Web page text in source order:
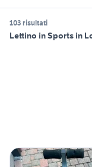
103 risultati
Lettino in Sports in